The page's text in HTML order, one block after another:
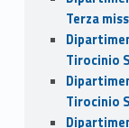
Terza
Tirocinio
Tirocinio